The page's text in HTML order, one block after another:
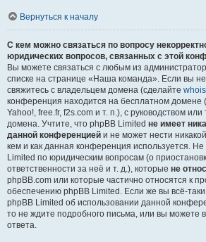
Вернуться к началу
С кем можно связаться по вопросу
юридических вопросов, связанных с этой
Вы можете связаться с любым из
списке на странице «Наша команда». Если вы
свяжитесь с владельцем домена (сделайте
конференция находится на бесплатном домене
Yahoo!, free.fr, f2s.com и т. п.), с руководством
домена. Учтите, что phpBB Limited не имеет
данной конференцией и не может нести
кем и как данная конференция используется.
Limited по юридическим вопросам (о
ответственности за неё и т. д.), которые не
phpBB.com или которые частично относятся к
обеспечению phpBB Limited. Если же вы всё-
phpBB Limited об использовании данной
то не ждите подробного письма, или вы можете
ответа.